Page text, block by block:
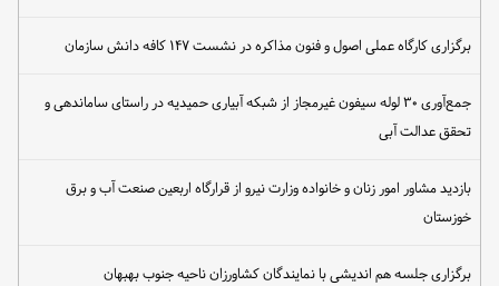
برگزاری کارگاه عملی اصول و فنون مذاکره در نشست ۱۴۷ کافه دانش سازمان
جمع‌آوری ۳۰ لوله سیفون غیرمجاز از شبکه آبیاری حمیدیه در راستای ساماندهی و
تحقق عدالت آبی
بازدید مشاور امور زنان و خانواده وزارت نیرو از قرارگاه اربعین صنعت آب و برق
خوزستان
برگزاری جلسه هم اندیشی با نمایندگان کشاورزان ناحیه جنوب بهبهان